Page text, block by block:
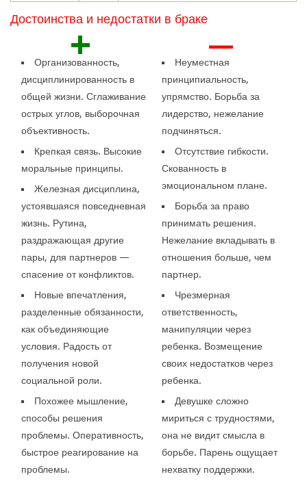
Достоинства и недостатки в браке
+
Организованность,
дисциплинированность в
общей жизни. Сглаживание
острых углов, выборочная
объективность.
Крепкая связь. Высокие
моральные принципы.
Железная дисциплина,
устоявшаяся повседневная
жизнь. Рутина,
раздражающая другие
пары, для партнеров —
спасение от конфликтов.
Новые впечатления,
разделенные обязанности,
как объединяющие
условия. Радость от
получения новой
социальной роли.
Похожее мышление,
способы решения
проблемы. Оперативность,
быстрое реагирование на
проблемы.
—
Неуместная
принципиальность,
упрямство. Борьба за
лидерство, нежелание
подчиняться.
Отсутствие гибкости.
Скованность в
эмоциональном плане.
Борьба за право
принимать решения.
Нежелание вкладывать в
отношения больше, чем
партнер.
Чрезмерная
ответственность,
манипуляции через
ребенка. Возмещение
своих недостатков через
ребенка.
Девушке сложно
мириться с трудностями,
она не видит смысла в
борьбе. Парень ощущает
нехватку поддержки.